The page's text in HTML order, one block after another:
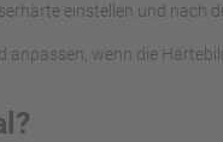
einstellen und nach
wenn die